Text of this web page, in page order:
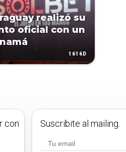
realizó su
oficial con un
1616D
con
Suscribite al mailing.